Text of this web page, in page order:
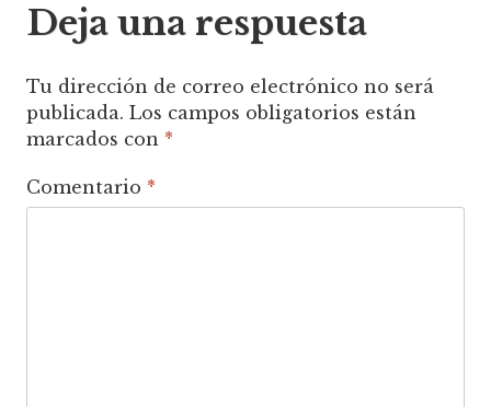
Deja una respuesta
Tu dirección de correo electrónico no será
publicada. Los campos obligatorios están
marcados con *
Comentario *